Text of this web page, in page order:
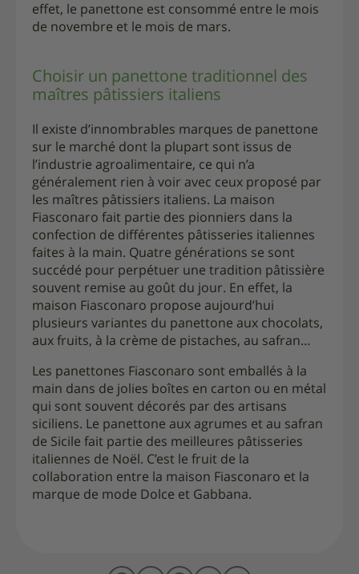
effet, le panettone est consommé entre le mois
de novembre et le mois de mars.
Choisir un panettone traditionnel des
maîtres pâtissiers italiens
Il existe d’innombrables marques de panettone
sur le marché dont la plupart sont issus de
l’industrie agroalimentaire, ce qui n’a
généralement rien à voir avec ceux proposé par
les maîtres pâtissiers italiens. La maison
Fiasconaro fait partie des pionniers dans la
confection de différentes pâtisseries italiennes
faites à la main. Quatre générations se sont
succédé pour perpétuer une tradition pâtissière
souvent remise au goût du jour. En effet, la
maison Fiasconaro propose aujourd’hui
plusieurs variantes du panettone aux chocolats,
aux fruits, à la crème de pistaches, au safran…
Les panettones Fiasconaro sont emballés à la
main dans de jolies boîtes en carton ou en métal
qui sont souvent décorés par des artisans
siciliens. Le panettone aux agrumes et au safran
de Sicile fait partie des meilleures pâtisseries
italiennes de Noël. C’est le fruit de la
collaboration entre la maison Fiasconaro et la
marque de mode Dolce et Gabbana.